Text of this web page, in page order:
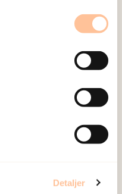
Detaljer
og kompetanse
Formålet er å bidra
helsemessige og
vold og traumatisk